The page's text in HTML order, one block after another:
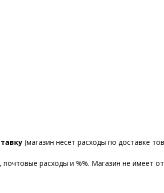
(магазин несет расходы по доставке
расходы и %%. Магазин не имеет